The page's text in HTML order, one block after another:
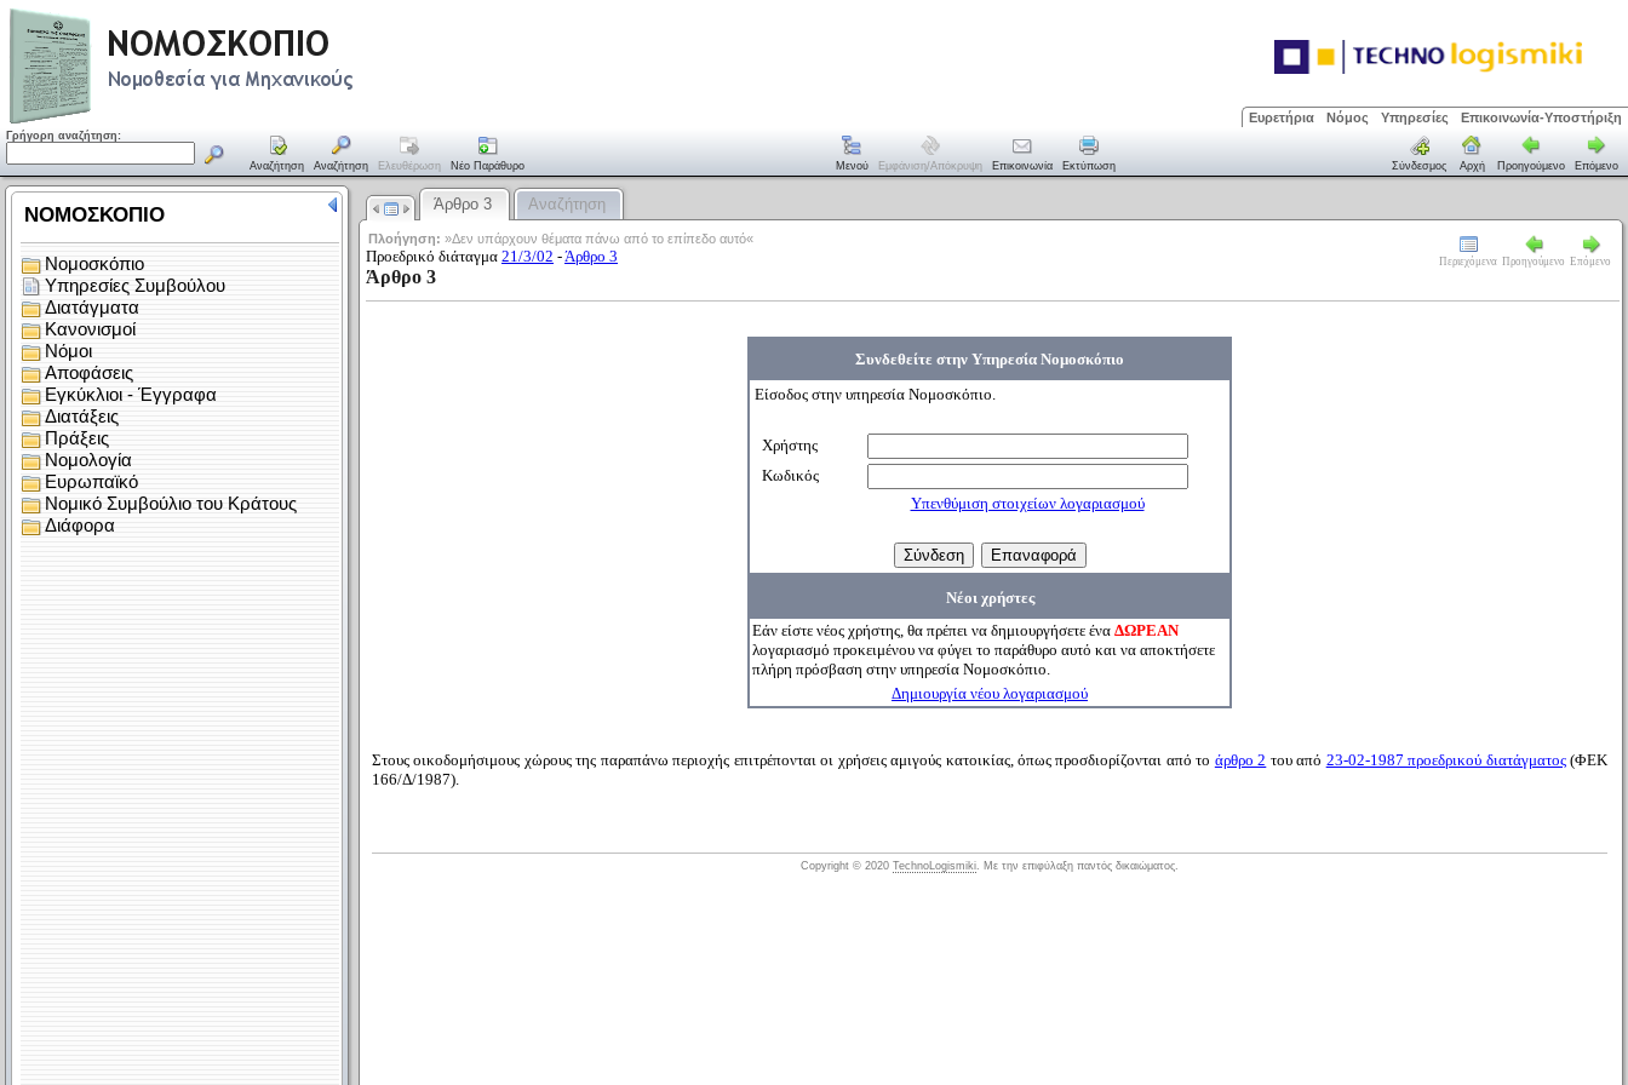
Ευρετήρια Νόμος Υπηρεσίες Επικοινωνία-Υποστήριξη
Γρήγορη αναζήτηση:
Αναζήτηση Αναζήτηση Ελευθέρωση Νέο Παράθυρο Μενού Εμφάνιση/απόκρυψη Επικοινωνία Εκτύπωση Σύνδεσμος Αρχή Προηγούμενο Επόμενο
Άρθρο 3 Αναζήτηση